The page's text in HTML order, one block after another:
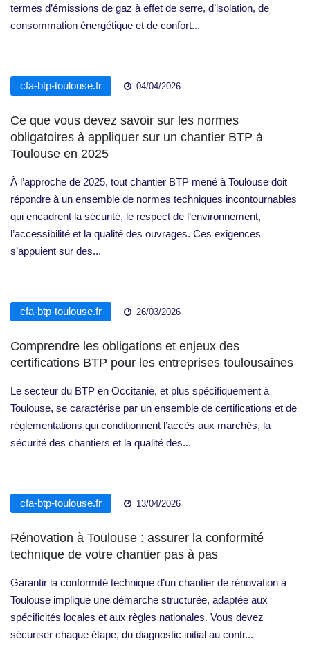
termes d’émissions de gaz à effet de serre, d’isolation, de
consommation énergétique et de confort...
cfa-btp-toulouse.fr 04/04/2026
Ce que vous devez savoir sur les normes
obligatoires à appliquer sur un chantier BTP à
Toulouse en 2025
À l’approche de 2025, tout chantier BTP mené à Toulouse doit
répondre à un ensemble de normes techniques incontournables
qui encadrent la sécurité, le respect de l’environnement,
l’accessibilité et la qualité des ouvrages. Ces exigences
s’appuient sur des...
cfa-btp-toulouse.fr 26/03/2026
Comprendre les obligations et enjeux des
certifications BTP pour les entreprises toulousaines
Le secteur du BTP en Occitanie, et plus spécifiquement à
Toulouse, se caractérise par un ensemble de certifications et de
réglementations qui conditionnent l’accès aux marchés, la
sécurité des chantiers et la qualité des...
cfa-btp-toulouse.fr 13/04/2026
Rénovation à Toulouse : assurer la conformité
technique de votre chantier pas à pas
Garantir la conformité technique d’un chantier de rénovation à
Toulouse implique une démarche structurée, adaptée aux
spécificités locales et aux règles nationales. Vous devez
sécuriser chaque étape, du diagnostic initial au contr...